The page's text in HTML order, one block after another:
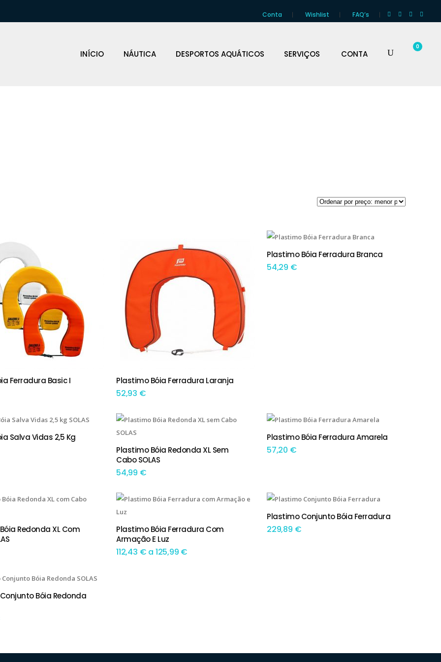
Conta Wishlist FAQ’s
INÍCIO NÁUTICA DESPORTOS AQUÁTICOS SERVIÇOS CONTA
0
Ferradura Basic I ADICIONAR
Plastimo Bóia Ferradura Laranja
52,93 €
ADICIONAR
Plastimo Bóia Ferradura Branca
54,29 €
Salva Vidas 2,5 Kg
ADICIONAR
Plastimo Bóia Redonda XL Sem
Cabo SOLAS
54,99 €
ADICIONAR
Plastimo Bóia Ferradura Amarela
57,20 €
Redonda XL Com
TEM OPÇÕES
Plastimo Bóia Ferradura Com
Armação E Luz
112,43 € a 125,99 €
ADICIONAR
Plastimo Conjunto Bóia Ferradura
229,89 €
Bóia Redonda